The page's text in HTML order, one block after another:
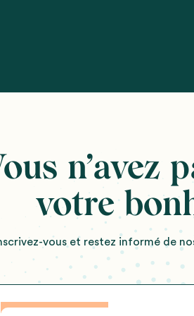
n’avez
votre
vous et restez informé de